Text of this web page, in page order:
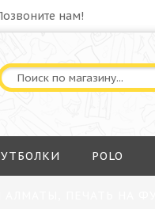
нам!
POLO